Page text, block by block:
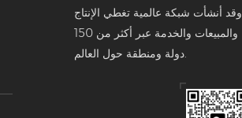
وقد أنشأت شبكة عالمية تغطي الإنتاج
والمبيعات والخدمة عبر أكثر من 150
دولة ومنطقة حول العالم.